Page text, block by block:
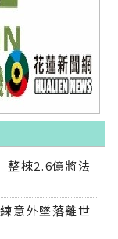
棟2.6億將法
意外墜落離世